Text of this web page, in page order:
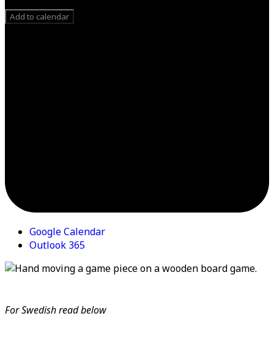
Add to calendar
Google Calendar
Outlook 365
For Swedish read below